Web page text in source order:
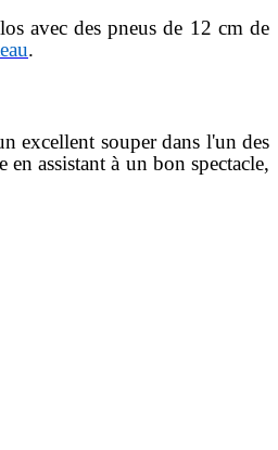
avec des pneus de 12 cm de
.
excellent souper dans l'un des
assistant à un bon spectacle,